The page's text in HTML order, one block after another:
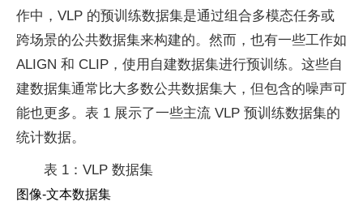
作中，VLP 的预训练数据集是通过组合多模态任务或
跨场景的公共数据集来构建的。然而，也有一些工作如
ALIGN 和 CLIP，使用自建数据集进行预训练。这些自
建数据集通常比大多数公共数据集大，但包含的噪声可
能也更多。表 1 展示了一些主流 VLP 预训练数据集的
统计数据。
表 1：VLP 数据集
图像-文本数据集